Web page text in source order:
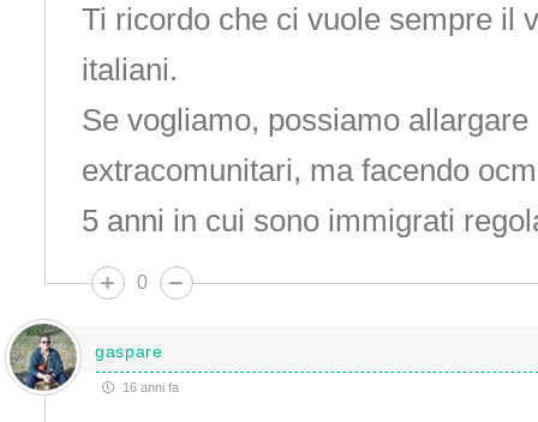
Ti ricordo che ci vuole sempre il
italiani.
Se vogliamo, possiamo
extracomunitari, ma facendo
5 anni in cui sono immigrati
0
gaspare
16 anni fa